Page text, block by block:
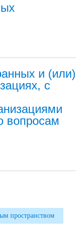
и (или)
с
вопросам
пространством